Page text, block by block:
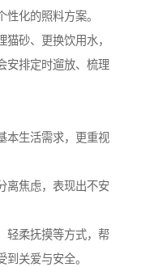
化的照料方案。
砂、更换饮用水，
安排定时遛放、梳理
本生活需求，更重视
离焦虑，表现出不安
轻柔抚摸等方式，帮
关爱与安全。